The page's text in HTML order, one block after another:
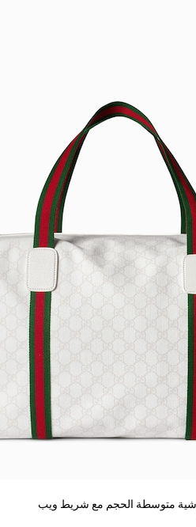
متوسطة الحجم مع شريط ويب